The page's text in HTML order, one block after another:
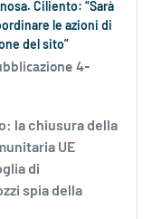
Ciliento: “Sarà
le azioni di
del sito”
4-
la chiusura della
UE
di
spia della